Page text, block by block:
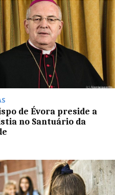
de Évora preside a
no Santuário da